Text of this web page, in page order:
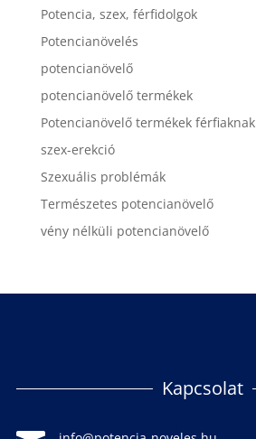
Potencia, szex, férfidolgok
Potencianövelés
potencianövelő
potencianövelő termékek
Potencianövelő termékek férfiaknak
szex-erekció
Szexuális problémák
Természetes potencianövelő
vény nélküli potencianövelő
Kapcsolat